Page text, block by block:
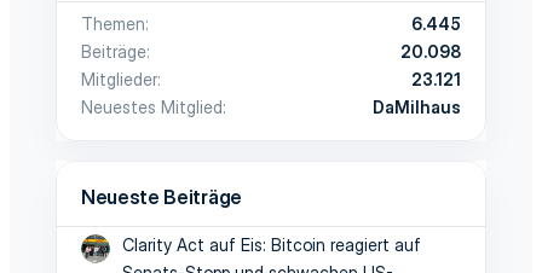
Themen
6.445
Beiträge
20.098
Mitglieder
23.121
Neuestes Mitglied
DaMilhaus
Neueste Beiträge
Clarity Act auf Eis: Bitcoin reagiert auf